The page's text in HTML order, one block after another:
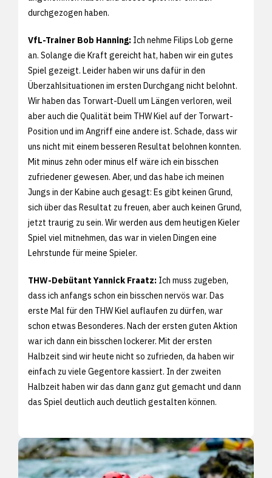
durchgezogen haben.
VfL-Trainer Bob Hanning: Ich nehme Filips Lob gerne
an. Solange die Kraft gereicht hat, haben wir ein gutes
Spiel gezeigt. Leider haben wir uns dafür in den
Überzahlsituationen im ersten Durchgang nicht belohnt.
Wir haben das Torwart-Duell um Längen verloren, weil
aber auch die Qualität beim THW Kiel auf der Torwart-
Position und im Angriff eine andere ist. Schade, dass wir
uns nicht mit einem besseren Resultat belohnen konnten.
Mit minus zehn oder minus elf wäre ich ein bisschen
zufriedener gewesen. Aber, und das habe ich meinen
Jungs in der Kabine auch gesagt: Es gibt keinen Grund,
sich über das Resultat zu freuen, aber auch keinen Grund,
jetzt traurig zu sein. Wir werden aus dem heutigen Kieler
Spiel viel mitnehmen, das war in vielen Dingen eine
Lehrstunde für meine Spieler.
THW-Debütant Yannick Fraatz: Ich muss zugeben,
dass ich anfangs schon ein bisschen nervös war. Das
erste Mal für den THW Kiel auflaufen zu dürfen, war
schon etwas Besonderes. Nach der ersten guten Aktion
war ich dann ein bisschen lockerer. Mit der ersten
Halbzeit sind wir heute nicht so zufrieden, da haben wir
einfach zu viele Gegentore kassiert. In der zweiten
Halbzeit haben wir das dann ganz gut gemacht und dann
das Spiel deutlich auch deutlich gestalten können.